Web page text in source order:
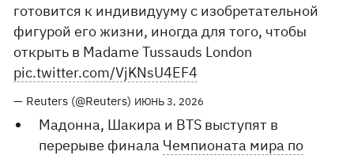
готовится к индивидууму с изобретательной
фигурой его жизни, иногда для того, чтобы
открыть в Madame Tussauds London
pic.twitter.com/VjKNsU4EF4
— Reuters (@Reuters) ИЮНЬ 3, 2026
Мадонна, Шакира и BTS выступят в
перерыве финала Чемпионата мира по